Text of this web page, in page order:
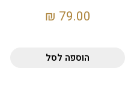
79.00
₪
הוספה לסל